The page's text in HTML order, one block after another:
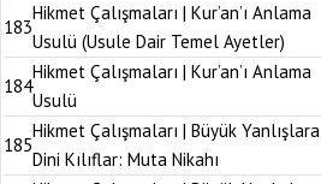
183
Hikmet Çalışmaları | Kur’an’ı Anlama
Usulü (Usule Dair Temel Ayetler)
184
Hikmet Çalışmaları | Kur’an’ı Anlama
Usulü
185
Hikmet Çalışmaları | Büyük Yanlışlara
Dini Kılıflar: Muta Nikahı